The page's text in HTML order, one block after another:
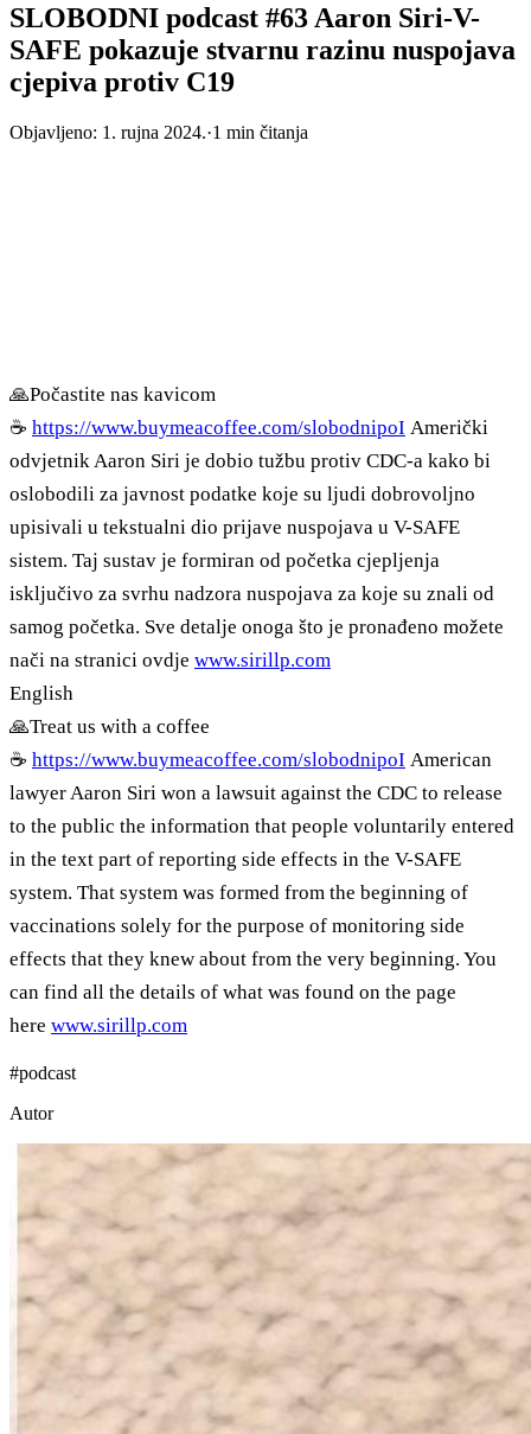
SLOBODNI podcast #63 Aaron Siri-V-
SAFE pokazuje stvarnu razinu nuspojava
cjepiva protiv C19
Objavljeno: 1. rujna 2024.·1 min čitanja
🙏Počastite nas kavicom
☕ https://www.buymeacoffee.com/slobodnipoI Američki
odvjetnik Aaron Siri je dobio tužbu protiv CDC-a kako bi
oslobodili za javnost podatke koje su ljudi dobrovoljno
upisivali u tekstualni dio prijave nuspojava u V-SAFE
sistem. Taj sustav je formiran od početka cjepljenja
isključivo za svrhu nadzora nuspojava za koje su znali od
samog početka. Sve detalje onoga što je pronađeno možete
nači na stranici ovdje www.sirillp.com
English
🙏Treat us with a coffee
☕ https://www.buymeacoffee.com/slobodnipoI American
lawyer Aaron Siri won a lawsuit against the CDC to release
to the public the information that people voluntarily entered
in the text part of reporting side effects in the V-SAFE
system. That system was formed from the beginning of
vaccinations solely for the purpose of monitoring side
effects that they knew about from the very beginning. You
can find all the details of what was found on the page
here www.sirillp.com
#podcast
Autor